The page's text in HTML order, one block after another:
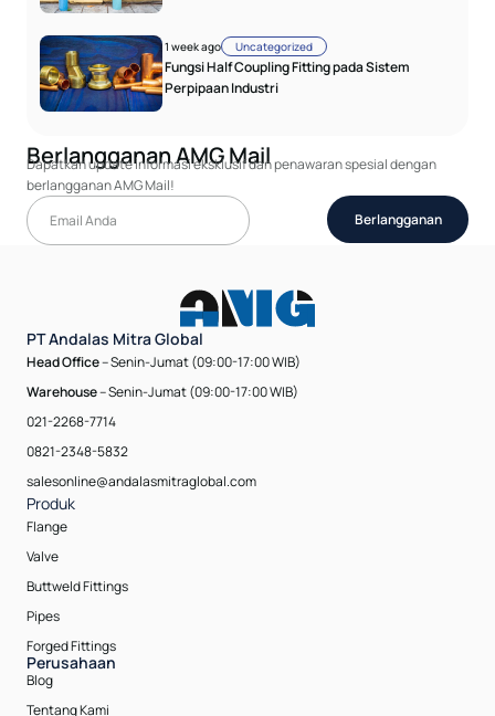
1 week ago Uncategorized
Fungsi Half Coupling Fitting pada Sistem
Perpipaan Industri
Berlangganan AMG Mail
Dapatkan update informasi eksklusif dan penawaran spesial dengan
berlangganan AMG Mail!
Berlangganan
PT Andalas Mitra Global
Head Office-- Senin-Jumat (09:00-17:00 WIB)
Warehouse-- Senin-Jumat (09:00-17:00 WIB)
021-2268-7714
0821-2348-5832
salesonline@andalasmitraglobal.com
Produk
Flange
Valve
Buttweld Fittings
Pipes
Forged Fittings
Perusahaan
Blog
Tentang Kami